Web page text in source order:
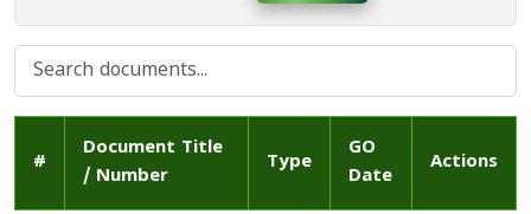
#
Document Title
/ Number
Type
GO
Date
Actions